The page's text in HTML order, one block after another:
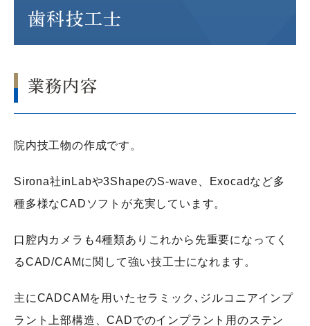
歯科技工士
業務内容
院内技工物の作成です。
Sirona社inLabや3ShapeのS-wave、Exocadなど多
種多様なCADソフトが充実しています。
口腔内カメラも4種類ありこれから先重要になってく
るCAD/CAMに関して強い技工士になれます。
主にCADCAMを用いたセラミック､ジルコニアインプ
ラント上部構造、CADでのインプラント用のステン